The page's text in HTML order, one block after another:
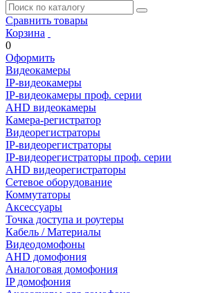
Сравнить товары
Корзина
0
Оформить
Видеокамеры
IP-видеокамеры
IP-видеокамеры проф. серии
AHD видеокамеры
Камера-регистратор
Видеорегистраторы
IP-видеорегистраторы
IP-видеорегистраторы проф. серии
AHD видеорегистраторы
Сетевое оборудование
Коммутаторы
Аксессуары
Точка доступа и роутеры
Кабель / Материалы
Видеодомофоны
AHD домофония
Аналоговая домофония
IP домофония